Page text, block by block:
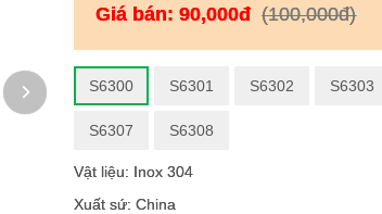
Giá bán:90,000đ (100,000đ)
S6300 S6301 S6302 S6303
S6307 S6308
Vật liệu: Inox 304
Xuất sứ: China